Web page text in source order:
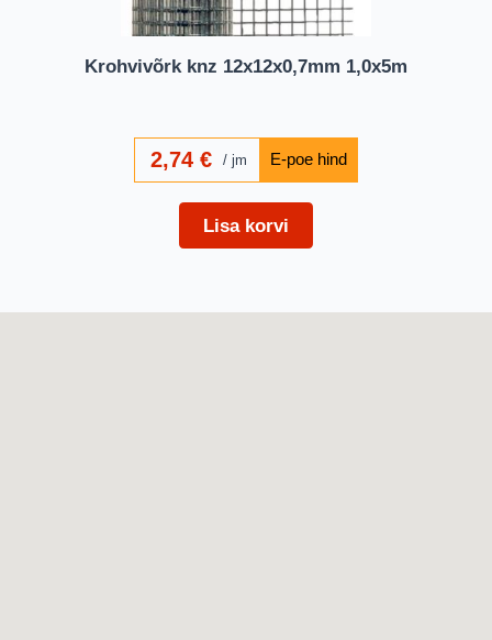
Krohvivõrk knz 12x12x0,7mm 1,0x5m
2,74 € jm
Lisa korvi